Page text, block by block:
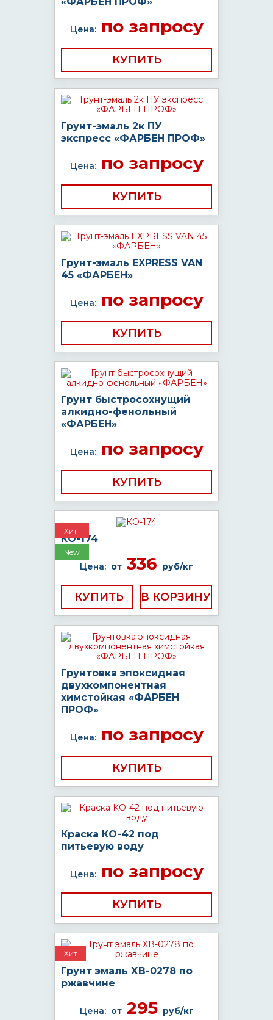
Цена:по запросу
КУПИТЬ
Грунт-эмаль 2к ПУ
экспресс «ФАРБЕН ПРОФ»
Цена:по запросу
КУПИТЬ
Грунт-эмаль EXPRESS VAN
45 «ФАРБЕН»
Цена:по запросу
КУПИТЬ
Грунт быстросохнущий
алкидно-фенольный
«ФАРБЕН»
Цена:по запросу
КУПИТЬ
Хит
New
КО-174
Цена: от 336 руб/кг
КУПИТЬ
Грунтовка эпоксидная
двухкомпонентная
химстойкая «ФАРБЕН
ПРОФ»
Цена:по запросу
КУПИТЬ
Краска КО-42 под
питьевую воду
Цена:по запросу
КУПИТЬ
Хит
Грунт эмаль ХВ-0278 по
ржавчине
Цена: от295 руб/кг